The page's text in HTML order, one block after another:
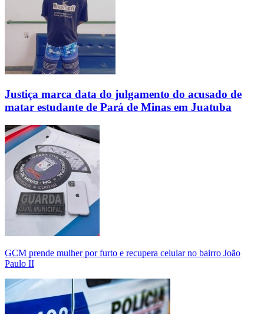
Justiça marca data do julgamento do acusado de
matar estudante de Pará de Minas em Juatuba
GCM prende mulher por furto e recupera celular no bairro João
Paulo II